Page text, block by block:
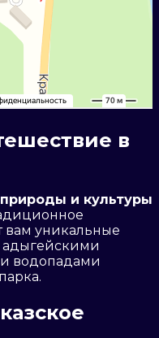
в
и культуры
вам уникальные
адыгейскими
водопадами